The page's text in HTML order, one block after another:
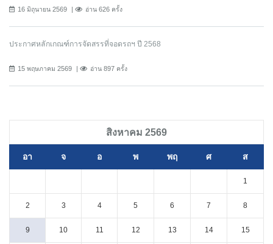
16 มิถุนายน 2569 อ่าน 626 ครั้ง
ประกาศหลักเกณฑ์การจัดสรรที่จอดรถฯ ปี 2568
15 พฤษภาคม 2569 อ่าน 897 ครั้ง
สิงหาคม 2569
อา จ อ พ พฤ ศ ส
1
2 3 4 5 6 7 8
9 10 11 12 13 14 15